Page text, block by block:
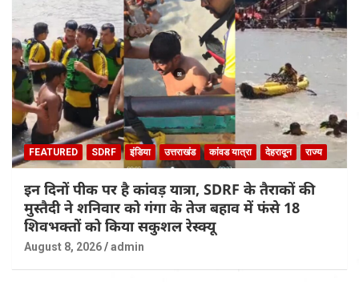
FEATURED SDRF इंडिया उत्तराखंड कांवड यात्रा देहरादून राज्य
इन दिनों पीक पर है कांवड़ यात्रा, SDRF के तैराकों की
मुस्तैदी ने शनिवार को गंगा के तेज बहाव में फंसे 18
शिवभक्तों को किया सकुशल रेस्क्यू
August 8, 2026 admin